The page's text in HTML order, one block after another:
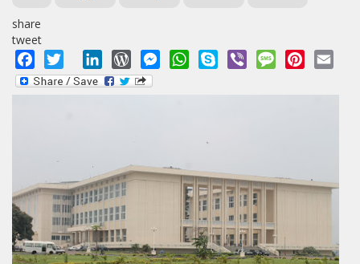
share
tweet
Facebook
Twitter LinkedInWordPressMessengerWhatsApp
Skype Viber MessagePinterest